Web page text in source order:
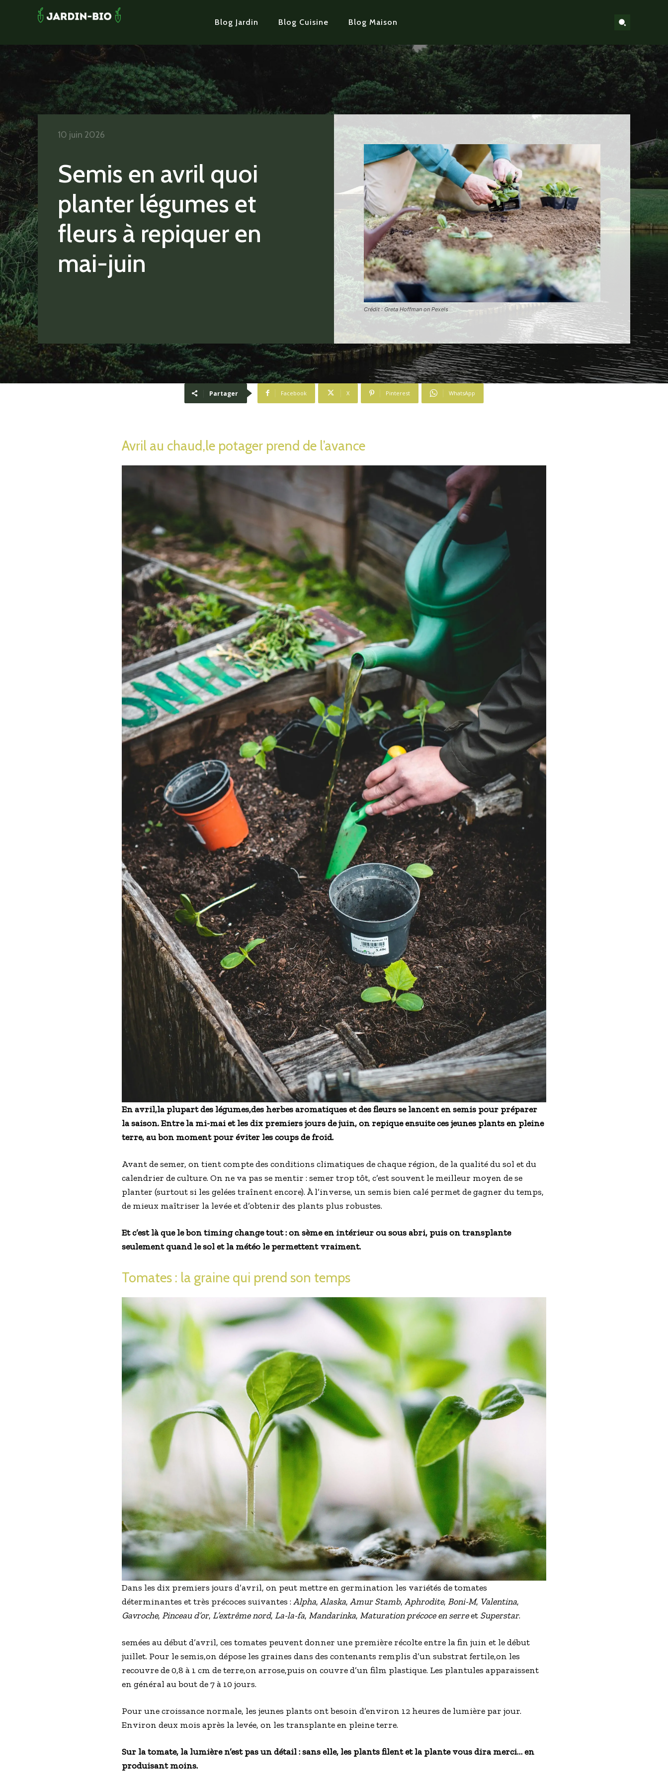
Blog Jardin Blog Cuisine Blog Maison
Semis en avril quoi
planter légumes et
fleurs à repiquer en
mai-juin
Crédit : Greta Hoffman on Pexels
10 juin 2026
Partager Facebook X Pinterest WhatsApp
Avril au chaud,le potager prend de l’avance
En avril,la plupart des légumes,des herbes aromatiques et des fleurs se lancent en semis pour préparer
la saison. Entre la mi-mai et les dix premiers jours de juin, on repique ensuite ces jeunes plants en pleine
terre, au bon moment pour éviter les coups de froid.
Avant de semer, on tient compte des conditions climatiques de chaque région, de la qualité du sol et du
calendrier de culture. On ne va pas se mentir : semer trop tôt, c’est souvent le meilleur moyen de se
planter (surtout si les gelées traînent encore). À l’inverse, un semis bien calé permet de gagner du temps,
de mieux maîtriser la levée et d’obtenir des plants plus robustes.
Et c’est là que le bon timing change tout : on sème en intérieur ou sous abri, puis on transplante
seulement quand le sol et la météo le permettent vraiment.
Tomates : la graine qui prend son temps
Dans les dix premiers jours d’avril, on peut mettre en germination les variétés de tomates
déterminantes et très précoces suivantes : Alpha, Alaska, Amur Stamb, Aphrodite, Boni-M, Valentina,
Gavroche, Pinceau d’or, L’extrême nord, La-la-fa, Mandarinka, Maturation précoce en serreet Superstar.
semées au début d’avril, ces tomates peuvent donner une première récolte entre la fin juin et le début
juillet. Pour le semis,on dépose les graines dans des contenants remplis d’un substrat fertile,on les
recouvre de 0,8 à 1 cm de terre,on arrose,puis on couvre d’un film plastique. Les plantules apparaissent
en général au bout de 7 à 10 jours.
Pour une croissance normale, les jeunes plants ont besoin d’environ 12 heures de lumière par jour.
Environ deux mois après la levée, on les transplante en pleine terre.
Sur la tomate, la lumière n’est pas un détail : sans elle, les plants filent et la plante vous dira merci… en
produisant moins.